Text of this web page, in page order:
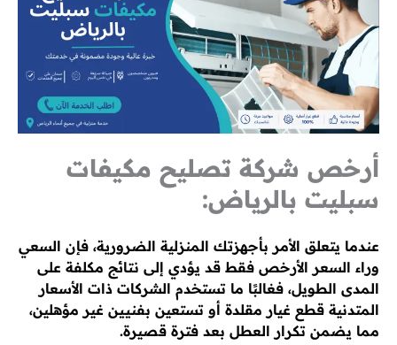
أرخص شركة تصليح مكيفات
سبليت بالرياض:
عندما يتعلق الأمر بأجهزتك المنزلية الضرورية، فإن السعي
وراء السعر الأرخص فقط قد يؤدي إلى نتائج مكلفة على
المدى الطويل، فغالبًا ما تستخدم الشركات ذات الأسعار
المتدنية قطع غيار مقلدة أو تستعين بفنيين غير مؤهلين،
مما يضمن تكرار العطل بعد فترة قصيرة.